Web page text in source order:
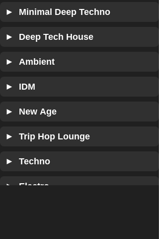
► Minimal Deep Techno
► Deep Tech House
► Ambient
► IDM
► New Age
► Trip Hop Lounge
► Techno
► Electro